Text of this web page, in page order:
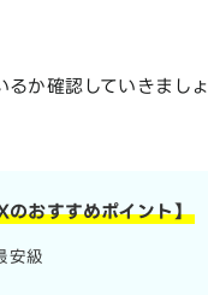
か確認していきましょ
おすすめポイント】
安級